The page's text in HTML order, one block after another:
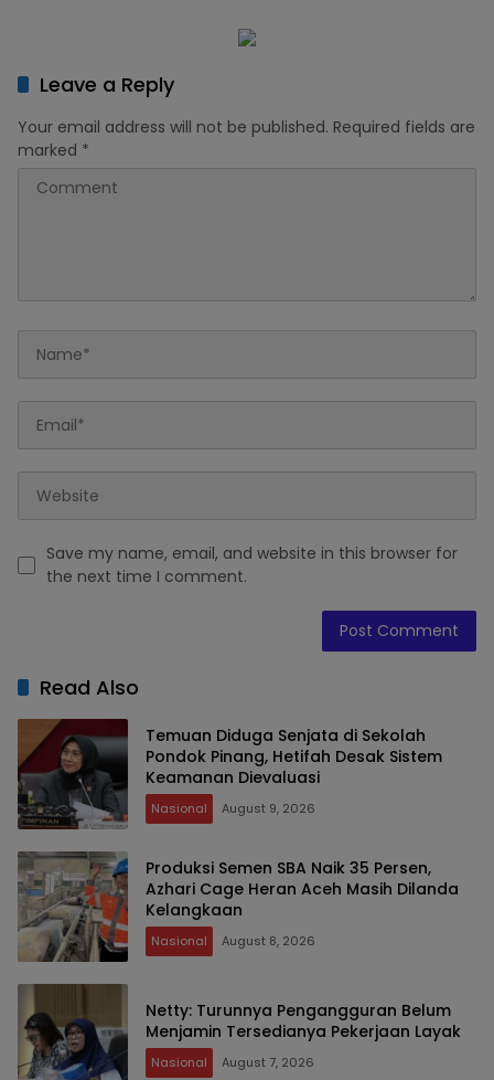
Leave a Reply
Your email address will not be published. Required fields are
marked *
Save my name, email, and website in this browser for
the next time I comment.
Read Also
Temuan Diduga Senjata di Sekolah
Pondok Pinang, Hetifah Desak Sistem
Keamanan Dievaluasi
Nasional August 9, 2026
Produksi Semen SBA Naik 35 Persen,
Azhari Cage Heran Aceh Masih Dilanda
Kelangkaan
Nasional August 8, 2026
Netty: Turunnya Pengangguran Belum
Menjamin Tersedianya Pekerjaan Layak
Nasional August 7, 2026